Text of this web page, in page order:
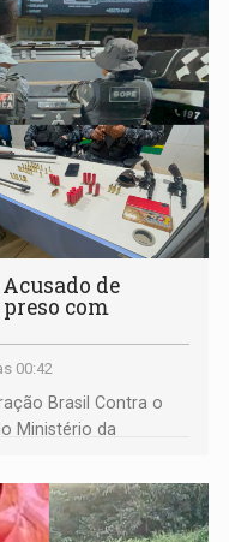
Acusado de
com
00:42
Brasil Contra o
Ministério da